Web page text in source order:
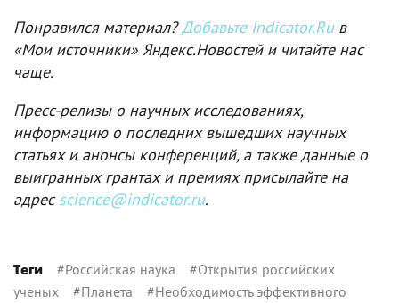
Понравился материал?Добавьте Indicator.Ruв
«Мои источники» Яндекс.Новостей и читайте нас
чаще.
Пресс-релизы о научных исследованиях,
информацию о последних вышедших научных
статьях и анонсы конференций, а также данные о
выигранных грантах и премиях присылайте на
адресscience@indicator.ru.
Теги #Российская наука #Открытия российских
ученых #Планета #Необходимость эффективного